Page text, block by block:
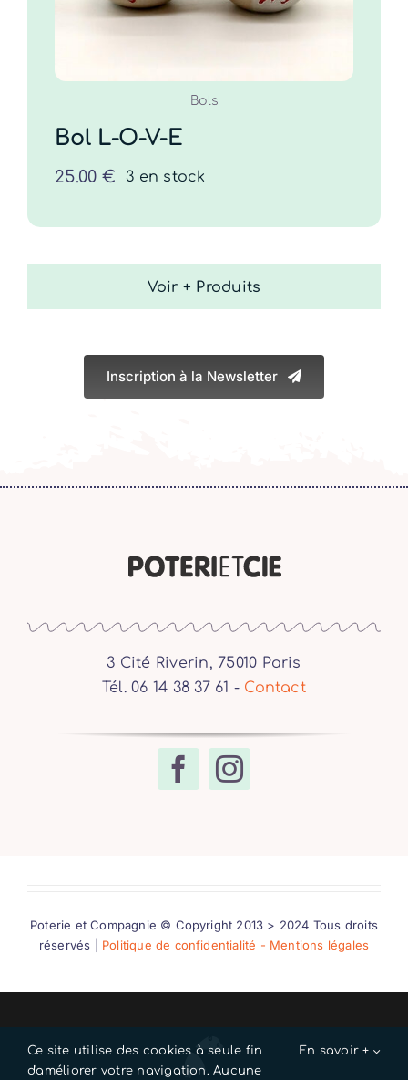
Bols
Bol L-O-V-E
25.00 € 3 en stock
Voir + Produits
Inscription à la Newsletter
3 Cité Riverin, 75010 Paris
Tél. 06 14 38 37 61 - Contact
Poterie et Compagnie © Copyright 2013 > 2024 Tous droits
réservés | Politique de confidentialité - Mentions légales
Ce site utilise des cookies à seule fin
d'améliorer votre navigation. Aucune
En savoir +